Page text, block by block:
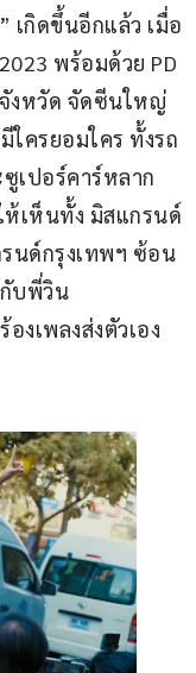
เกิดขึ้นอีกแล้ว เมื่อ
พร้อมด้วย PD
งหวัด จัดซีนใหญ่
ใครยอมใคร ทั้งรถ
เปอร์คาร์หลาก
เห็นทั้ง มิสแกรนด์
นด์กรุงเทพฯ ซ้อน
บพี่วิน
งเพลงส่งตัวเอง